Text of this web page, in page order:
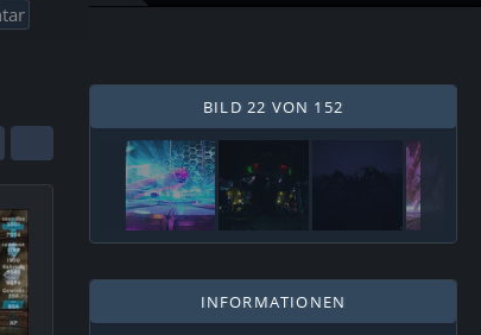
BILD 22 VON 152
INFORMATIONEN